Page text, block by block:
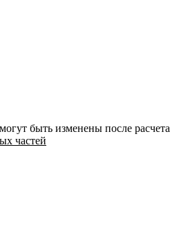
быть изменены после расчета
частей